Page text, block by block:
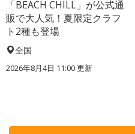
「BEACH CHILL」が公式通
販で大人気！夏限定クラフ
ト2種も登場
全国
2026年8月4日 11:00更新